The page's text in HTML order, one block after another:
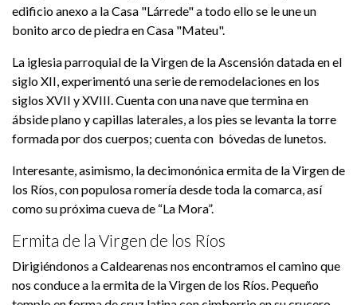
edificio anexo a la Casa "Lárrede" a todo ello se le une un
bonito arco de piedra en Casa "Mateu".
La iglesia parroquial de la Virgen de la Ascensión datada en el
siglo XII, experimentó una serie de remodelaciones en los
siglos XVII y XVIII. Cuenta con una nave que termina en
ábside plano y capillas laterales, a los pies se levanta la torre
formada por dos cuerpos; cuenta con bóvedas de lunetos.
Interesante, asimismo, la decimonónica ermita de la Virgen de
los Ríos, con populosa romería desde toda la comarca, así
como su próxima cueva de “La Mora”.
Ermita de la Virgen de los Ríos
Dirigiéndonos a Caldearenas nos encontramos el camino que
nos conduce a la ermita de la Virgen de los Ríos. Pequeño